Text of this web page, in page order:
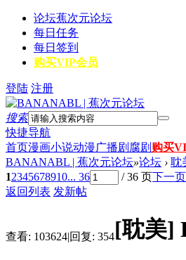
论坛蕉次元论坛
每日任务
每日签到
购买VIP会员
登陆 注册
搜索
快捷导航
首页漫画小说动漫广播剧 腐剧 购买
BANANABL | 蕉次元论坛»论坛 › 耽
12345678910... 36 / 36 页下一页
返回列表 发新帖
查看: 103624|回复: 354[耽美]